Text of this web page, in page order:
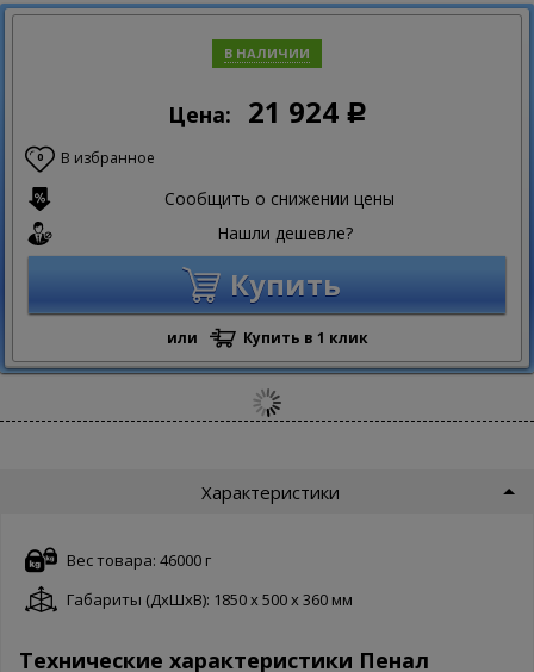
В НАЛИЧИИ
Цена: 21 924 Р
0 В избранное
Сообщить о снижении цены
Нашли дешевле?
Купить
или Купить в 1 клик
Характеристики
Вес товара: 46000 г
Габариты (ДxШxВ): 1850 x 500 x 360 мм
Технические характеристики Пенал